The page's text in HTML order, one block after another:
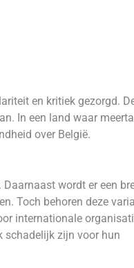
en kritiek gezorgd.
In een land waar
over België.
wordt er een
Toch behoren deze
internationale
schadelijk zijn voor hun